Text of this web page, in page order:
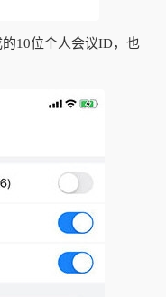
10位个人会议ID，也